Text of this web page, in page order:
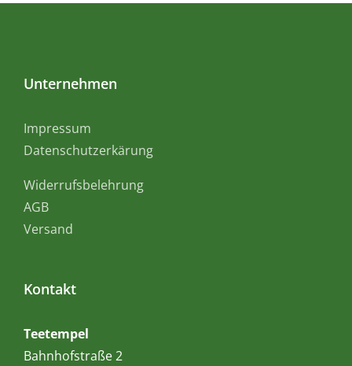
Unternehmen
Impressum
Datenschutzerkärung
Widerrufsbelehrung
AGB
Versand
Kontakt
Teetempel
Bahnhofstraße 2